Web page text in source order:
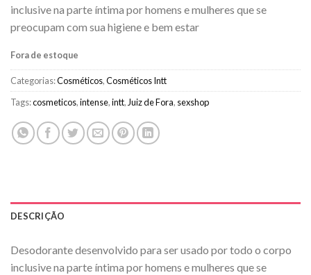
era:
R$49,99.
é:
R$19,99.
inclusive na parte íntima por homens e mulheres que se
preocupam com sua higiene e bem estar
Fora de estoque
Categorias:Cosméticos,Cosméticos Intt
Tags:cosmeticos,intense,intt,Juiz de Fora, sexshop
DESCRIÇÃO
Desodorante desenvolvido para ser usado por todo o corpo
inclusive na parte íntima por homens e mulheres que se